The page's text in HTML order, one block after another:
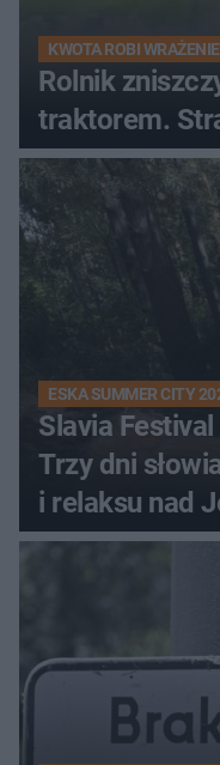
KWOTA ROBI WRAŻENIE
Rolnik
traktorem.
ESKA SUMMER CITY
Slavia
Trzy dni
i relaksu nad